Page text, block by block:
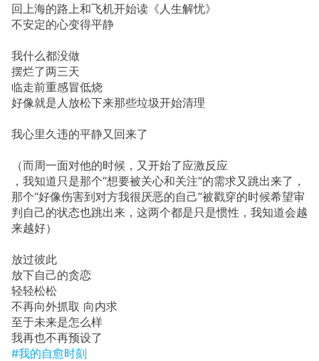
回上海的路上和飞机开始读《人生解忧》
不安定的心变得平静
我什么都没做
摆烂了两三天
临走前重感冒低烧
好像就是人放松下来那些垃圾开始清理
我心里久违的平静又回来了
（而周一面对他的时候，又开始了应激反应
，我知道只是那个“想要被关心和关注”的需求又跳出来了，
那个“好像伤害到对方我很厌恶的自己”被戳穿的时候希望审
判自己的状态也跳出来，这两个都是只是惯性，我知道会越
来越好）
放过彼此
放下自己的贪恋
轻轻松松
不再向外抓取 向内求
至于未来是怎么样
我再也不再预设了
#我的自愈时刻